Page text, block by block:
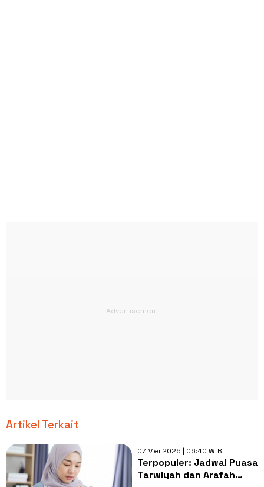
Artikel Terkait
07 Mei 2026 | 06:40 WIB
Terpopuler: Jadwal Puasa
Tarwiyah dan Arafah